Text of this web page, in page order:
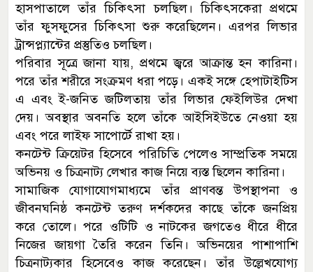
হাসপাতালে তাঁর চিকিৎসা চলছিল। চিকিৎসকেরা প্রথমে
তাঁর ফুসফুসের চিকিৎসা শুরু করেছিলেন। এরপর লিভার
ট্রান্সপ্ল্যান্টের প্রস্তুতিও চলছিল।
পরিবার সূত্রে জানা যায়, প্রথমে জ্বরে আক্রান্ত হন কারিনা।
পরে তাঁর শরীরে সংক্রমণ ধরা পড়ে। একই সঙ্গে হেপাটাইটিস
এ এবং ই-জনিত জটিলতায় তাঁর লিভার ফেইলিউর দেখা
দেয়। অবস্থার অবনতি হলে তাঁকে আইসিইউতে নেওয়া হয়
এবং পরে লাইফ সাপোর্টে রাখা হয়।
কনটেন্ট ক্রিয়েটর হিসেবে পরিচিতি পেলেও সাম্প্রতিক সময়ে
অভিনয় ও চিত্রনাট্য লেখার কাজ নিয়ে ব্যস্ত ছিলেন কারিনা।
সামাজিক যোগাযোগমাধ্যমে তাঁর প্রাণবন্ত উপস্থাপনা ও
জীবনঘনিষ্ঠ কনটেন্ট তরুণ দর্শকদের কাছে তাঁকে জনপ্রিয়
করে তোলে। পরে ওটিটি ও নাটকের জগতেও ধীরে ধীরে
নিজের জায়গা তৈরি করেন তিনি। অভিনয়ের পাশাপাশি
চিত্রনাট্যকার হিসেবেও কাজ করেছেন। তাঁর উল্লেখযোগ্য